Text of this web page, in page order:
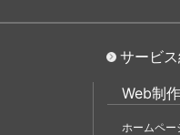
サービ
Web制
ホームペ